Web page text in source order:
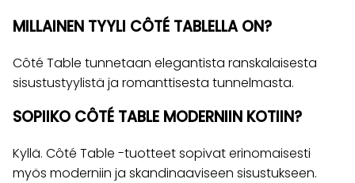
MILLAINEN TYYLI CÔTÉ TABLELLA ON?
Côté Table tunnetaan elegantista ranskalaisesta
sisustustyylistä ja romanttisesta tunnelmasta.
SOPIIKO CÔTÉ TABLE MODERNIIN KOTIIN?
Kyllä. Côté Table -tuotteet sopivat erinomaisesti
myös moderniin ja skandinaaviseen sisustukseen.